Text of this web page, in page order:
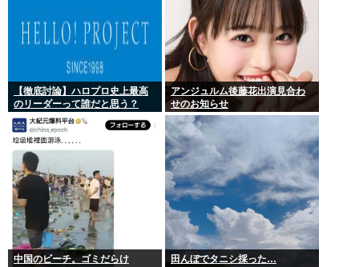
【徹底討論】ハロプロ史上最高
のリーダーって誰だと思う？
アンジュルム後藤花出演見合わ
せのお知らせ
中国のビーチ。ゴミだらけ 田んぼでタニシ採った…